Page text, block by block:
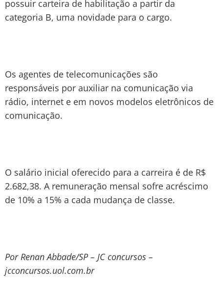
possuir carteira de habilitação a partir da
categoria B, uma novidade para o cargo.
Os agentes de telecomunicações são
responsáveis por auxiliar na comunicação via
rádio, internet e em novos modelos eletrônicos de
comunicação.
O salário inicial oferecido para a carreira é de R$
2.682,38. A remuneração mensal sofre acréscimo
de 10% a 15% a cada mudança de classe.
Por Renan Abbade/SP – JC concursos –
jcconcursos.uol.com.br